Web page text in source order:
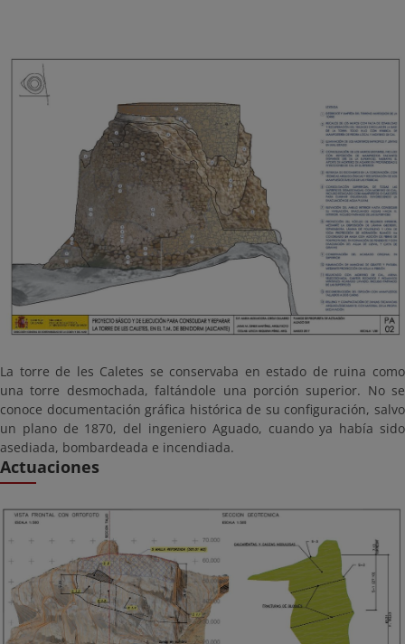
La torre de les Caletes se conservaba en estado de ruina como
una torre desmochada, faltándole una porción superior. No se
conoce documentación gráfica histórica de su configuración, salvo
un plano de 1870, del ingeniero Aguado, cuando ya había sido
asediada, bombardeada e incendiada.
Actuaciones